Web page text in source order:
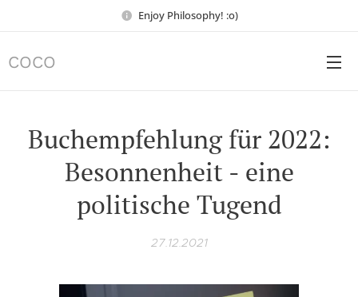
Enjoy Philosophy! :o)
COCO
Buchempfehlung für 2022:
Besonnenheit - eine
politische Tugend
27.12.2021